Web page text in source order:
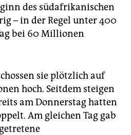
des südafrikanischen
– in der Regel unter 400
bei 60 Millionen
sie plötzlich auf
hoch. Seitdem steigen
am Donnerstag hatten
Am gleichen Tag gab